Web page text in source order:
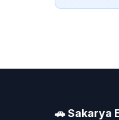
🚗 Sakarya